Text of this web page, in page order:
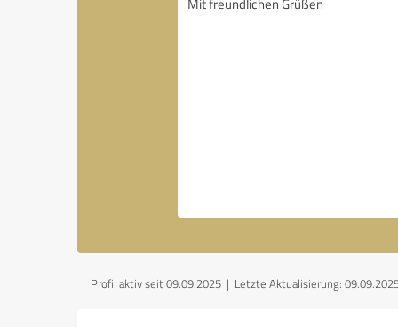
Profil aktiv seit 09.09.2025 | Letzte Aktualisierung: